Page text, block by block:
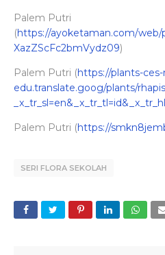
Palem Putri
(https://ayoketaman.com/web/
XazZScFc2bmVydz09)
Palem Putri (https://plants-
edu.translate.goog/plants/
Palem Putri (https://
SERI FLORA SEKOLAH